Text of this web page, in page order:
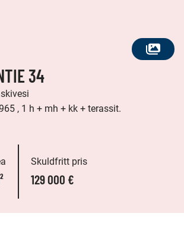
SE
34
, 1 h + mh + kk + terassit.
Skuldfritt pris
129 000 €